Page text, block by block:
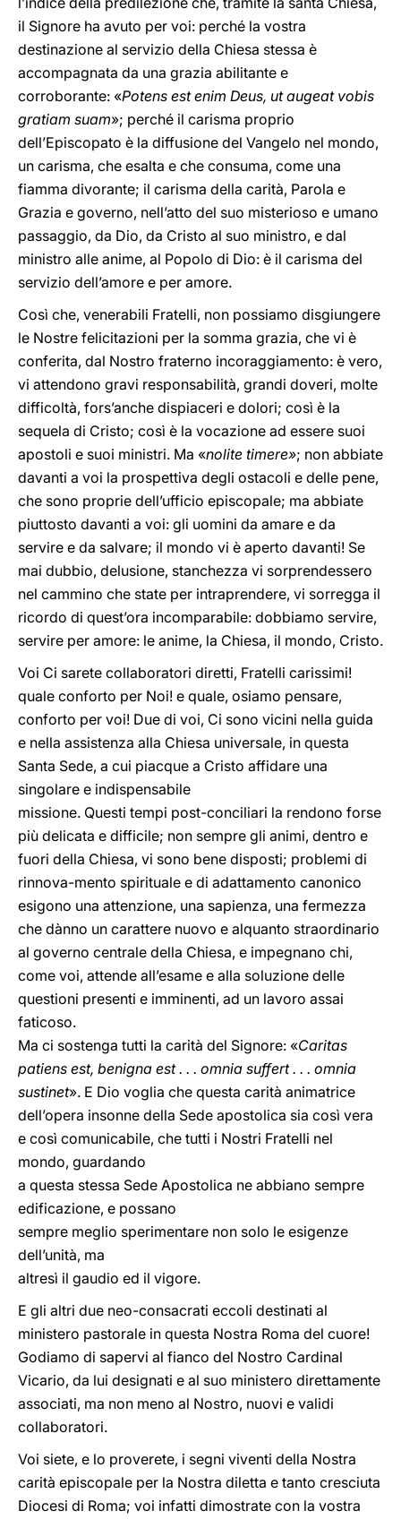
il Signore ha avuto per voi: perché la vostra
destinazione al servizio della Chiesa stessa è
accompagnata da una grazia abilitante e
corroborante: «Potens est enim Deus, ut augeat vobis
gratiam suam»; perché il carisma proprio
dell’Episcopato è la diffusione del Vangelo nel mondo,
un carisma, che esalta e che consuma, come una
fiamma divorante; il carisma della carità, Parola e
Grazia e governo, nell’atto del suo misterioso e umano
passaggio, da Dio, da Cristo al suo ministro, e dal
ministro alle anime, al Popolo di Dio: è il carisma del
servizio dell’amore e per amore.
Così che, venerabili Fratelli, non possiamo disgiungere
le Nostre felicitazioni per la somma grazia, che vi è
conferita, dal Nostro fraterno incoraggiamento: è vero,
vi attendono gravi responsabilità, grandi doveri, molte
difficoltà, fors’anche dispiaceri e dolori; così è la
sequela di Cristo; così è la vocazione ad essere suoi
apostoli e suoi ministri. Ma «nolite timere»; non abbiate
davanti a voi la prospettiva degli ostacoli e delle pene,
che sono proprie dell’ufficio episcopale; ma abbiate
piuttosto davanti a voi: gli uomini da amare e da
servire e da salvare; il mondo vi è aperto davanti! Se
mai dubbio, delusione, stanchezza vi sorprendessero
nel cammino che state per intraprendere, vi sorregga il
ricordo di quest’ora incomparabile: dobbiamo servire,
servire per amore: le anime, la Chiesa, il mondo, Cristo.
Voi Ci sarete collaboratori diretti, Fratelli carissimi!
quale conforto per Noi! e quale, osiamo pensare,
conforto per voi! Due di voi, Ci sono vicini nella guida
e nella assistenza alla Chiesa universale, in questa
Santa Sede, a cui piacque a Cristo affidare una
singolare e indispensabile
missione. Questi tempi post-conciliari la rendono forse
più delicata e difficile; non sempre gli animi, dentro e
fuori della Chiesa, vi sono bene disposti; problemi di
rinnova-mento spirituale e di adattamento canonico
esigono una attenzione, una sapienza, una fermezza
che dànno un carattere nuovo e alquanto straordinario
al governo centrale della Chiesa, e impegnano chi,
come voi, attende all’esame e alla soluzione delle
questioni presenti e imminenti, ad un lavoro assai
faticoso.
Ma ci sostenga tutti la carità del Signore: «Caritas
patiens est, benigna est . . . omnia suffert . . . omnia
sustinet». E Dio voglia che questa carità animatrice
dell’opera insonne della Sede apostolica sia così vera
e così comunicabile, che tutti i Nostri Fratelli nel
mondo, guardando
a questa stessa Sede Apostolica ne abbiano sempre
edificazione, e possano
sempre meglio sperimentare non solo le esigenze
dell’unità, ma
altresì il gaudio ed il vigore.
E gli altri due neo-consacrati eccoli destinati al
ministero pastorale in questa Nostra Roma del cuore!
Godiamo di sapervi al fianco del Nostro Cardinal
Vicario, da lui designati e al suo ministero direttamente
associati, ma non meno al Nostro, nuovi e validi
collaboratori.
Voi siete, e lo proverete, i segni viventi della Nostra
carità episcopale per la Nostra diletta e tanto cresciuta
Diocesi di Roma; voi infatti dimostrate con la vostra